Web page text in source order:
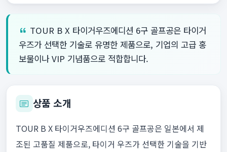
TOUR B X 타이거우즈에디션 6구 골프공은 타이거
우즈가 선택한 기술로 유명한 제품으로, 기업의 고급 홍
보물이나 VIP 기념품으로 적합합니다.
상품 소개
TOUR B X 타이거우즈에디션 6구 골프공은 일본에서 제
조된 고품질 제품으로, 타이거 우즈가 선택한 기술을 기반